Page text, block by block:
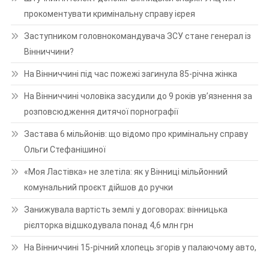
прокоментувати кримінальну справу ієрея
Заступником головнокомандувача ЗСУ стане генерал із
Вінниччини?
На Вінниччині під час пожежі загинула 85-річна жінка
На Вінниччині чоловіка засудили до 9 років ув’язнення за
розповсюдження дитячої порнографії
Застава 6 мільйонів: що відомо про кримінальну справу
Ольги Стефанішиної
«Моя Ластівка» не злетіла: як у Вінниці мільйонний
комунальний проєкт дійшов до ручки
Занижувала вартість землі у договорах: вінницька
рієлторка відшкодувала понад 4,6 млн грн
На Вінниччині 15-річний хлопець згорів у палаючому авто,